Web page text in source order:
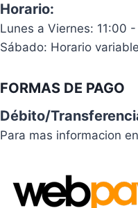
Horario:
Lunes a Viernes: 11:00
Sábado: Horario
FORMAS DE PAGO
Débito/
Para mas informacion en